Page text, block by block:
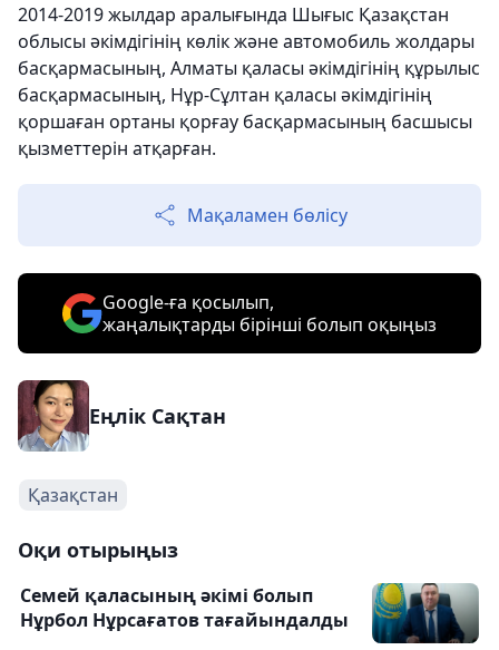
2014-2019 жылдар аралығында Шығыс Қазақстан
облысы әкімдігінің көлік және автомобиль жолдары
басқармасының, Алматы қаласы әкімдігінің құрылыс
басқармасының, Нұр-Сұлтан қаласы әкімдігінің
қоршаған ортаны қорғау басқармасының басшысы
қызметтерін атқарған.
Мақаламен бөлісу
Google-ға қосылып,
жаңалықтарды бірінші болып оқыңыз
Еңлік Сақтан
Қазақстан
Оқи отырыңыз
Семей қаласының әкімі болып
Нұрбол Нұрсағатов тағайындалды